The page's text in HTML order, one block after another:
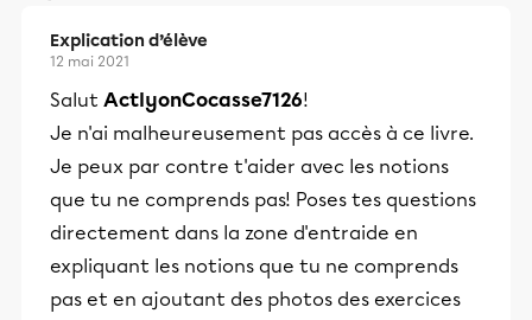
Explication d’élève
12 mai 2021
Salut ActlyonCocasse7126!
Je n'ai malheureusement pas accès à ce livre.
Je peux par contre t'aider avec les notions
que tu ne comprends pas! Poses tes questions
directement dans la zone d'entraide en
expliquant les notions que tu ne comprends
pas et en ajoutant des photos des exercices